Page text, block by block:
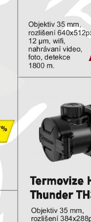
zaměření)
podmínkách (za
90% za jednu hodinu)